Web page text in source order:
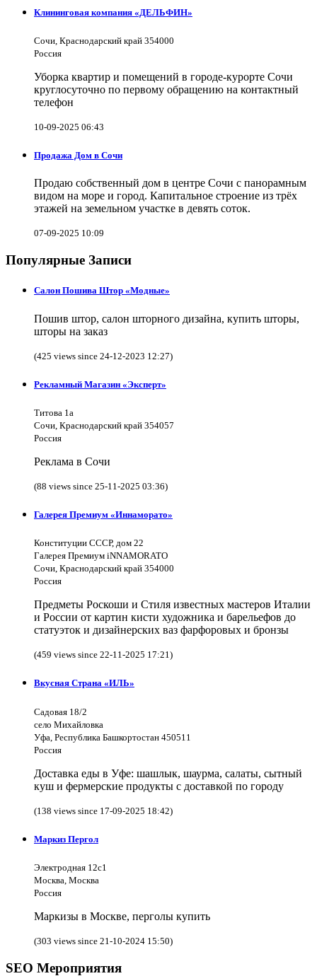
Клининговая компания «ДЕЛЬФИН»
Сочи, Краснодарский край 354000
Россия
Уборка квартир и помещений в городе-курорте Сочи
круглосуточно по первому обращению на контактный
телефон
10-09-2025 06:43
Продажа Дом в Сочи
Продаю собственный дом в центре Сочи с панорамным
видом на море и город. Капитальное строение из трёх
этажей на земельном участке в девять соток.
07-09-2025 10:09
Популярные Записи
Салон Пошива Штор «Модные»
Пошив штор, салон шторного дизайна, купить шторы,
шторы на заказ
(425 views since 24-12-2023 12:27)
Рекламный Магазин «Эксперт»
Титова 1а
Сочи, Краснодарский край 354057
Россия
Реклама в Сочи
(88 views since 25-11-2025 03:36)
Галерея Премиум «Иннаморато»
Конституции СССР, дом 22
Галерея Премиум iNNAMORATO
Сочи, Краснодарский край 354000
Россия
Предметы Роскоши и Стиля известных мастеров Италии
и России от картин кисти художника и барельефов до
статуэток и дизайнерских ваз фарфоровых и бронзы
(459 views since 22-11-2025 17:21)
Вкусная Страна «ИЛЬ»
Садовая 18/2
село Михайловка
Уфа, Республика Башкортостан 450511
Россия
Доставка еды в Уфе: шашлык, шаурма, салаты, сытный
куш и фермерские продукты с доставкой по городу
(138 views since 17-09-2025 18:42)
Маркиз Пергол
Электродная 12с1
Москва, Москва
Россия
Маркизы в Москве, перголы купить
(303 views since 21-10-2024 15:50)
SEO Мероприятия